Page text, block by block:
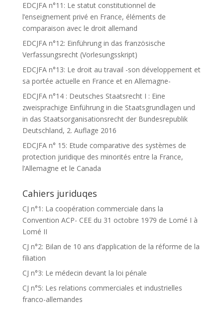
EDCJFA n°11: Le statut constitutionnel de
l’enseignement privé en France, éléments de
comparaison avec le droit allemand
EDCJFA n°12: Einführung in das französische
Verfassungsrecht (Vorlesungsskript)
EDCJFA n°13: Le droit au travail -son développement et
sa portée actuelle en France et en Allemagne-
EDCJFA n°14 : Deutsches Staatsrecht I : Eine
zweisprachige Einführung in die Staatsgrundlagen und
in das Staatsorganisationsrecht der Bundesrepublik
Deutschland, 2. Auflage 2016
EDCJFA n° 15: Etude comparative des systèmes de
protection juridique des minorités entre la France,
l’Allemagne et le Canada
Cahiers juriduqes
CJ n°1: La coopération commerciale dans la
Convention ACP- CEE du 31 octobre 1979 de Lomé I à
Lomé II
CJ n°2: Bilan de 10 ans d’application de la réforme de la
filiation
CJ n°3: Le médecin devant la loi pénale
CJ n°5: Les relations commerciales et industrielles
franco-allemandes